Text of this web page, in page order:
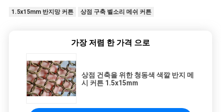
1.5x15mm 반지망 커튼 상점 구축 벨소리 메쉬 커튼
가장 저렴 한 가격 으로
상점 건축을 위한 청동색 색깔 반지 메
시 커튼 1.5x15mm